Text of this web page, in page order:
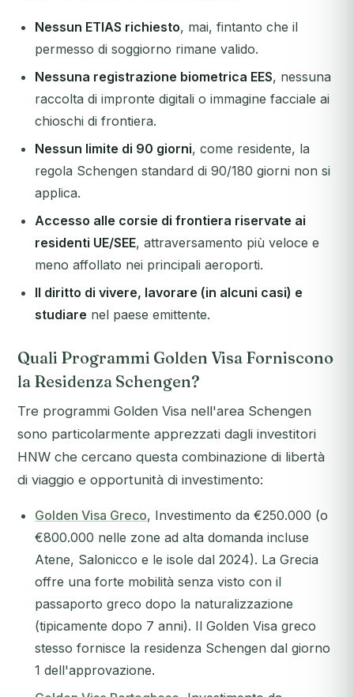
Nessun ETIAS richiesto, mai, fintanto che il
permesso di soggiorno rimane valido.
Nessuna registrazione biometrica EES, nessuna
raccolta di impronte digitali o immagine facciale ai
chioschi di frontiera.
Nessun limite di 90 giorni, come residente, la
regola Schengen standard di 90/180 giorni non si
applica.
Accesso alle corsie di frontiera riservate ai
residenti UE/SEE, attraversamento più veloce e
meno affollato nei principali aeroporti.
Il diritto di vivere, lavorare (in alcuni casi) e
studiare nel paese emittente.
Quali Programmi Golden Visa Forniscono
la Residenza Schengen?
Tre programmi Golden Visa nell'area Schengen
sono particolarmente apprezzati dagli investitori
HNW che cercano questa combinazione di libertà
di viaggio e opportunità di investimento:
Golden Visa Greco, Investimento da €250.000 (o
€800.000 nelle zone ad alta domanda incluse
Atene, Salonicco e le isole dal 2024). La Grecia
offre una forte mobilità senza visto con il
passaporto greco dopo la naturalizzazione
(tipicamente dopo 7 anni). Il Golden Visa greco
stesso fornisce la residenza Schengen dal giorno
1 dell'approvazione.